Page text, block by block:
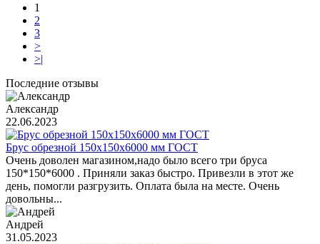
1
2
3
>
>|
Последние отзывы
Александр
22.06.2023
Брус обрезной 150х150х6000 мм ГОСТ
Очень доволен магазином,надо было всего три бруса
150*150*6000 . Приняли заказ быстро. Привезли в этот же
день, помогли разгрузить. Оплата была на месте. Очень
довольны...
Андрей
31.05.2023